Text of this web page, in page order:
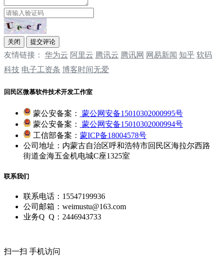
关闭 提交评论
友情链接： 华为云 阿里云 腾讯云 ‌‌腾讯网 ‌‌网易新闻 ‌‌知乎 软码
科技 电子工资条 博客时间无爱
回民区微慕软件技术开发工作室
蒙公安备案：
蒙公网安备15010302000995号
蒙公安备案：
蒙公网安备15010302000994号
工信部备案： 蒙ICP备18004578号
公司地址：内蒙古自治区呼和浩特市回民区海拉尔西路
街道金海五金机电城C座1325室
联系我们
联系电话：15547199936
公司邮箱：weimustu@163.com
业务Q Q：2446943733
扫一扫 手机访问